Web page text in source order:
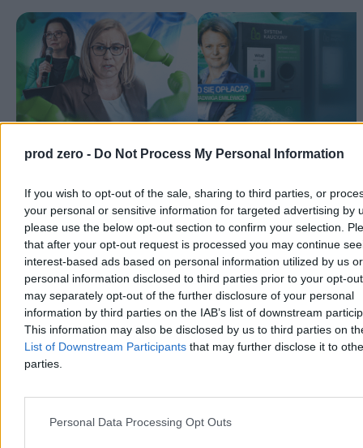
prod zero - Do Not Process My Personal Information
If you wish to opt-out of the sale, sharing to third parties, or
your personal or sensitive information for targeted advertising by
please use the below opt-out section to confirm your selection.
that after your opt-out request is processed you may continue
interest-based ads based on personal information utilized by us or
personal information disclosed to third parties prior to your opt-
may separately opt-out of the further disclosure of your personal
information by third parties on the IAB’s list of downstream
This information may also be disclosed by us to third parties on
List of Downstream Participants that may further disclose it to
parties.
Personal Data Processing Opt Outs
Lobbing biznesu, podróżujące śmieciSystem kaucyjny? „Muszę dziś z
Niech nikogo zatem nie zwiodą marketingowe zaklęcia wielu
producentów sprzętu elektronicznego.Hasło: „nasze produkty
wykonane są z recyklingowanego aluminium” to nie żadna
ochrona środowiska
, zmniejszenie emisji, walka o lepsze jutro i
tym podobne – to czysta kalkulacja. Gdyby te firmy tak dbały o
środowisko, jak twierdzą, pozwoliłyby na prostą wymianę
podzespołów w swoich urządzeniach, czego od lat nie robią. To
jednak temat na inny felieton.
Reklama
Reklama